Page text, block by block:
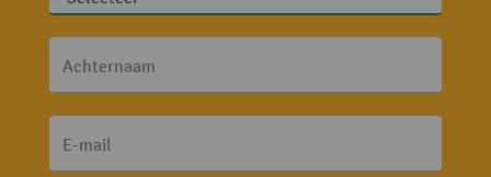
Achternaam
E-mail